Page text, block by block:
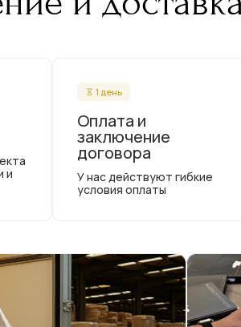
и
1 день
Оплата и
заключение
договора
У нас действуют гибкие
условия оплаты